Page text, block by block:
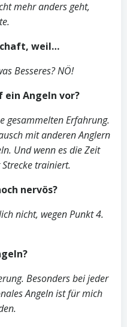
mehr anders geht,
weil…
Besseres? NÖ!
ein Angeln vor?
gesammelten Erfahrung.
mit anderen Anglern
Und wenn es die Zeit
trainiert.
nervös?
nicht, wegen Punkt 4.
Besonders bei jeder
Angeln ist für mich